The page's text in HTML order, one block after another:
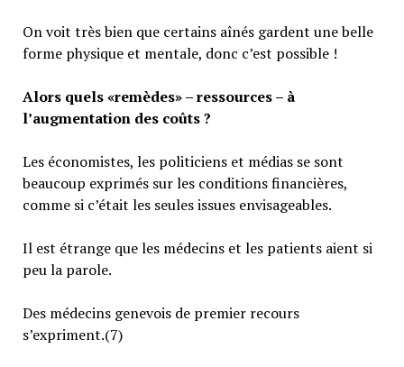
On voit très bien que certains aînés gardent une belle
forme physique et mentale, donc c’est possible !
Alors quels «remèdes» – ressources – à
l’augmentation des coûts ?
Les économistes, les politiciens et médias se sont
beaucoup exprimés sur les conditions financières,
comme si c’était les seules issues envisageables.
Il est étrange que les médecins et les patients aient si
peu la parole.
Des médecins genevois de premier recours
s’expriment.(7)